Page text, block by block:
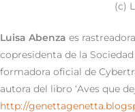
(c)
Luisa Abenza es
copresidenta de la
formadora oficial de
autora del libro ‘Aves que
http://